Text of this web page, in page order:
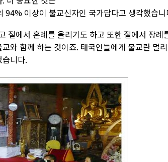
94% 이상이 불교신자인 국가답다고 생각했습
절에서 혼례를 올리기도 하고 또한 절에서 장례
와 함께 하는 것이죠. 태국인들에게 불교란 멀리
니다.